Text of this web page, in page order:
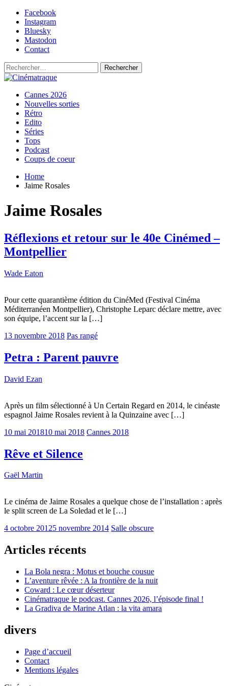
Skip
content
Facebook
Instagram
Bluesky
Mastodon
Contact
Rechercher :
Cinématraque
Si on avait du talent, on ferait des films
Primary
Menu
Cannes 2026
Nouvelles sorties
Rétro
Edito
Séries
Tops
Podcast
Coups de coeur
Home
Jaime Rosales
Jaime Rosales
Réflexions et retour sur le 40e Cinémed –
Montpellier
Wade Eaton
Pour cette quarantième édition du CinéMed (Festival Cinéma
Méditerranéen Montpellier), Christophe Leparc déclare mettre, avec
son équipe, l’accent sur la […]
13 novembre 2018 Pas rangé
Petra : Parent pauvre
David Ezan
Après un film sélectionné à Un Certain Regard en 2014, le cinéaste
espagnol Jaime Rosales revient à la Quinzaine avec […]
10 mai 201810 mai 2018 Cannes 2018
Rêve et Silence
Gaël Martin
Le cinéma de Jaime Rosales a quelque chose de l’installation : après
le split screen de La Soledad et le […]
4 octobre 20125 novembre 2014 Salle obscure
Articles récents
La Bola negra : Motus et bouche cousue
L’aventure rêvée : A la frontière de la nuit
Coward : Le cœur déserteur
Cinématraque le podcast. Cannes 2026, l’épisode final !
La Gradiva de Marine Atlan : la vita amara
divers
Page d’accueil
Contact
Mentions légales